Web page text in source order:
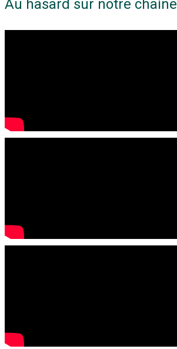
Au hasard sur notre chaine